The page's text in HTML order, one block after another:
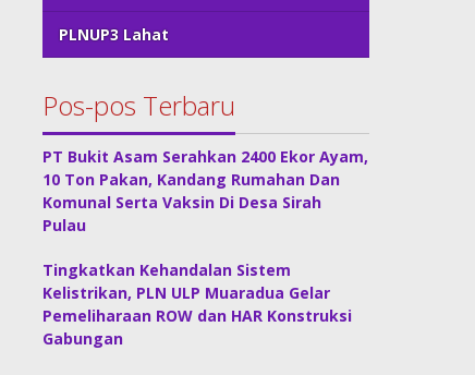
PLNUP3 Lahat
Pos-pos Terbaru
PT Bukit Asam Serahkan 2400 Ekor Ayam,
10 Ton Pakan, Kandang Rumahan Dan
Komunal Serta Vaksin Di Desa Sirah
Pulau
Tingkatkan Kehandalan Sistem
Kelistrikan, PLN ULP Muaradua Gelar
Pemeliharaan ROW dan HAR Konstruksi
Gabungan